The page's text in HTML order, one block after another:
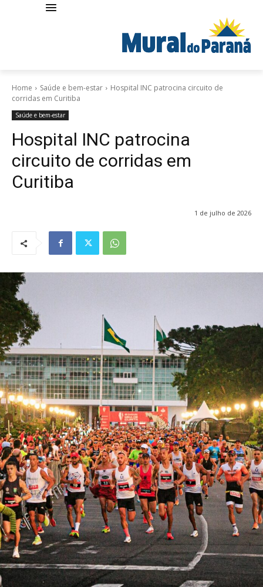
Home Saúde e bem-estar
Hospital INC patrocina circuito de
corridas em Curitiba
Saúde e bem-estar
Hospital INC patrocina
circuito de corridas em
Curitiba
1 de julho de 2026